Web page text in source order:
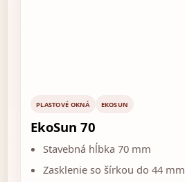
PLASTOVÉ OKNÁ EKOSUN
EkoSun 70
Stavebná hĺbka 70 mm
Zasklenie so šírkou do 44 mm